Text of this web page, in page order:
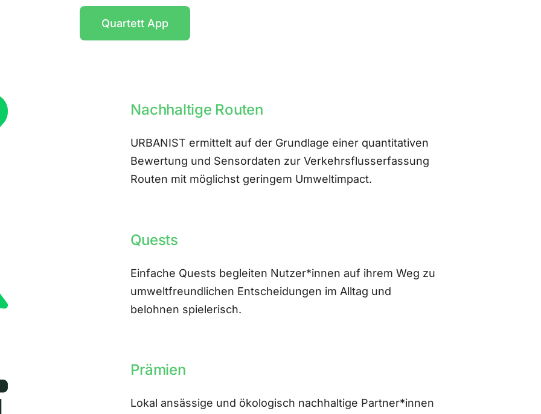
Quartett App
Nachhaltige Routen
URBANIST ermittelt auf der Grundlage einer quantitativen
Bewertung und Sensordaten zur Verkehrsflusserfassung
Routen mit möglichst geringem Umweltimpact.
Quests
Einfache Quests begleiten Nutzer*innen auf ihrem Weg zu
umweltfreundlichen Entscheidungen im Alltag und
belohnen spielerisch.
Prämien
Lokal ansässige und ökologisch nachhaltige Partner*innen